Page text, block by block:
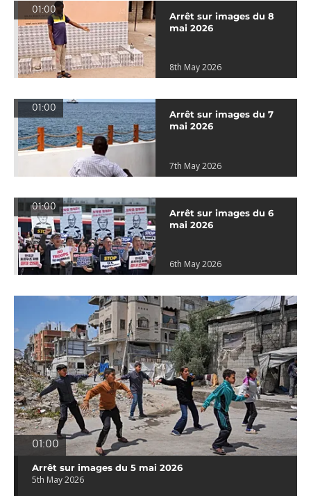
01:00
Arrêt sur images du 8
mai 2026
8th May 2026
01:00
Arrêt sur images du 7
mai 2026
7th May 2026
01:00
Arrêt sur images du 6
mai 2026
6th May 2026
01:00
Arrêt sur images du 5 mai 2026
5th May 2026